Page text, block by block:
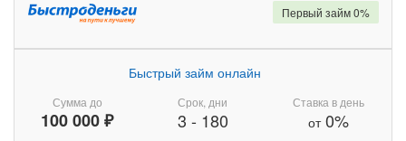
Сумма до
100 000 ₽
Быстрый займ онлайн
Срок, дни
3 - 180
Ставка в день
от0%
Первый займ 0%